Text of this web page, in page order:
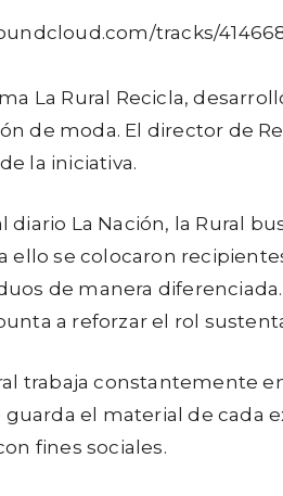
tracks/
La Rural Recicla,
de moda. El director de
la iniciativa.
diario La Nación, la Rural
ello se colocaron
de manera
a reforzar el rol
trabaja constantemente
guarda el material de
fines sociales.